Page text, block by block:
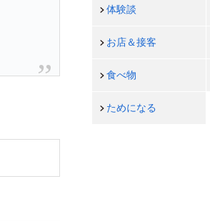
体験談
お店＆接客
食べ物
ためになる